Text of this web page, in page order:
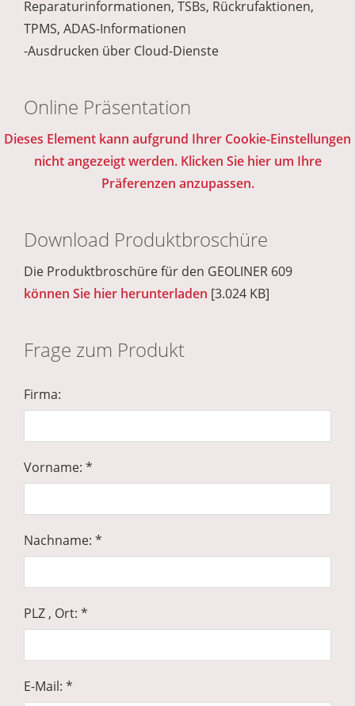
Reparaturinformationen, TSBs, Rückrufaktionen,
TPMS, ADAS-Informationen
-Ausdrucken über Cloud-Dienste
Online Präsentation
Dieses Element kann aufgrund Ihrer Cookie-Einstellungen
nicht angezeigt werden. Klicken Sie hier um Ihre
Präferenzen anzupassen.
Download Produktbroschüre
Die Produktbroschüre für den GEOLINER 609
können Sie hier herunterladen [3.024 KB]
Frage zum Produkt
Firma:
Vorname: *
Nachname: *
PLZ , Ort: *
E-Mail: *